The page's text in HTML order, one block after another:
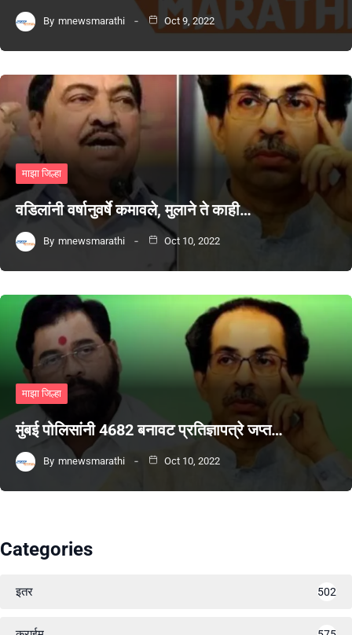
By mnewsmarathi Oct 9, 2022
माझा जिल्हा
वडिलांनी वर्षानुवर्षे कमावले, मुलाने ते काही…
By mnewsmarathi Oct 10, 2022
माझा जिल्हा
मुंबई पोलिसांनी 4682 बनावट प्रतिज्ञापत्रे जप्त…
By mnewsmarathi Oct 10, 2022
Categories
इतर 502